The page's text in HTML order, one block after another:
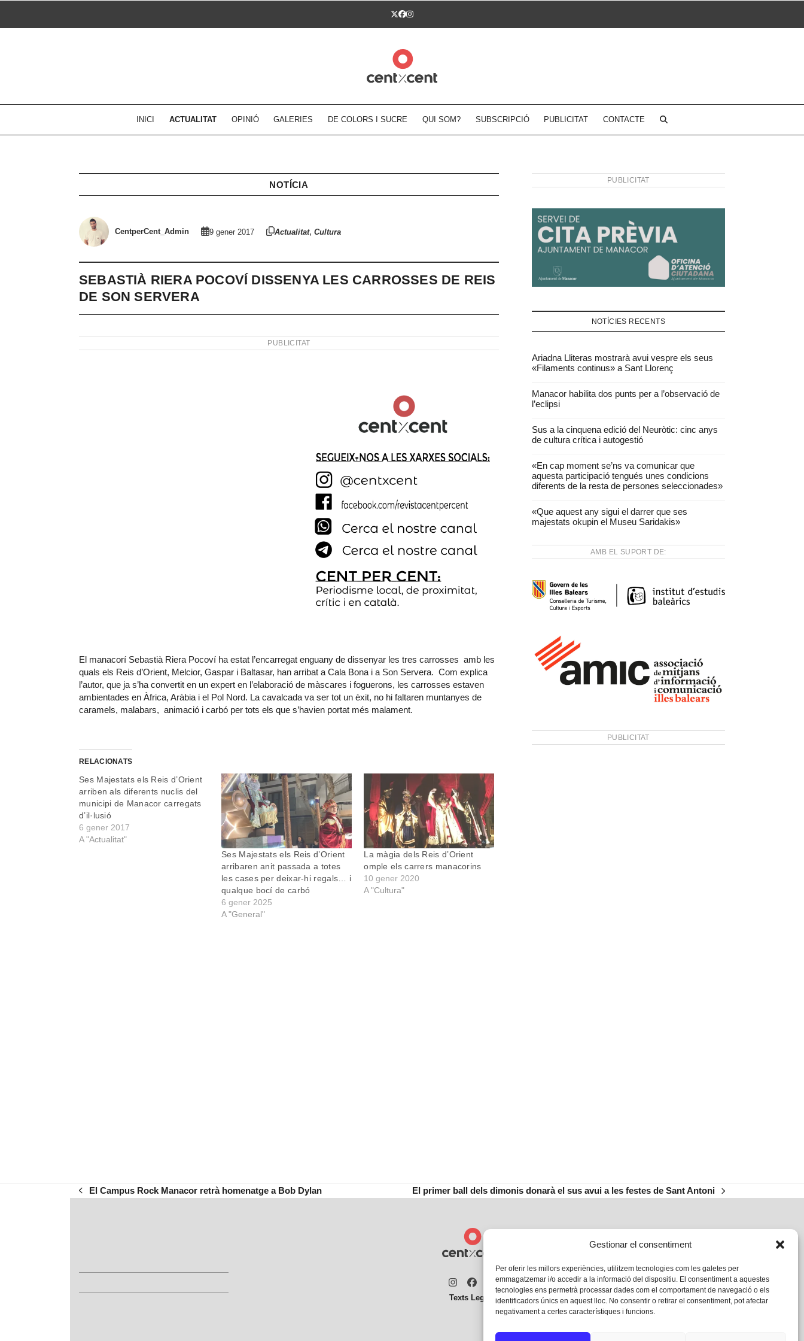
Gestionar el consentiment
Per oferir les millors experiències, utilitzem tecnologies com les galetes per
emmagatzemar i/o accedir a la informació del dispositiu. El consentiment a aquestes
tecnologies ens permetrà processar dades com el comportament de navegació o els
identificadors únics en aquest lloc. No consentir o retirar el consentiment, pot afectar
negativament a certes característiques i funcions.
Twitter
Facebook
Instagram
INICI ACTUALITAT OPINIÓ GALERIES DE COLORS I SUCRE QUI SOM? SUBSCRIPCIÓ PUBLICITAT CONTACTE
NOTÍCIA
CentperCent_Admin 9 gener 2017 Actualitat, Cultura
SEBASTIÀ RIERA POCOVÍ DISSENYA LES CARROSSES DE REIS
DE SON SERVERA
PUBLICITAT
El manacorí Sebastià Riera Pocoví ha estat l’encarregat enguany de dissenyar les tres carrosses amb les
quals els Reis d’Orient, Melcior, Gaspar i Baltasar, han arribat a Cala Bona i a Son Servera. Com explica
l’autor, que ja s’ha convertit en un expert en l’elaboració de màscares i foguerons, les carrosses estaven
ambientades en Àfrica, Aràbia i el Pol Nord. La cavalcada va ser tot un èxit, no hi faltaren muntanyes de
caramels, malabars, animació i carbó per tots els que s’havien portat més malament.
RELACIONATS
Ses Majestats els Reis d’Orient
arriben als diferents nuclis del
municipi de Manacor carregats
d’il·lusió
6 gener 2017
A "Actualitat"
Ses Majestats els Reis d’Orient
arribaren anit passada a totes
les cases per deixar-hi regals… i
qualque bocí de carbó
6 gener 2025
A "General"
La màgia dels Reis d’Orient
omple els carrers manacorins
10 gener 2020
A "Cultura"
PUBLICITAT
NOTÍCIES RECENTS
Ariadna Lliteras mostrarà avui vespre els seus
«Filaments continus» a Sant Llorenç
Manacor habilita dos punts per a l’observació de
l’eclipsi
Sus a la cinquena edició del Neuròtic: cinc anys
de cultura crítica i autogestió
«En cap moment se’ns va comunicar que
aquesta participació tengués unes condicions
diferents de la resta de persones seleccionades»
«Que aquest any sigui el darrer que ses
majestats okupin el Museu Saridakis»
AMB EL SUPORT DE:
PUBLICITAT
previous
El Campus Rock Manacor retrà homenatge a Bob Dylan
next
El primer ball dels dimonis donarà el sus avui a les festes de Sant Antoni
Instagram
Facebook
Twitter
Texts Legals